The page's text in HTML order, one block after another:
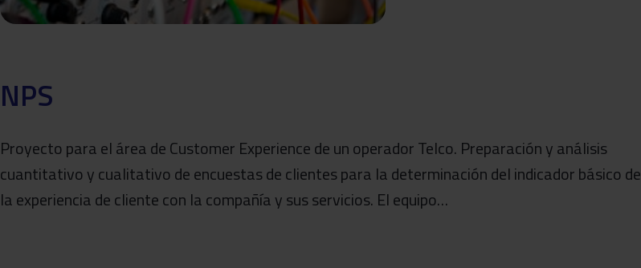
NPS
Proyecto para el área de Customer Experience de un operador Telco. Preparación y análisis
cuantitativo y cualitativo de encuestas de clientes para la determinación del indicador básico de
la experiencia de cliente con la compañía y sus servicios. El equipo…